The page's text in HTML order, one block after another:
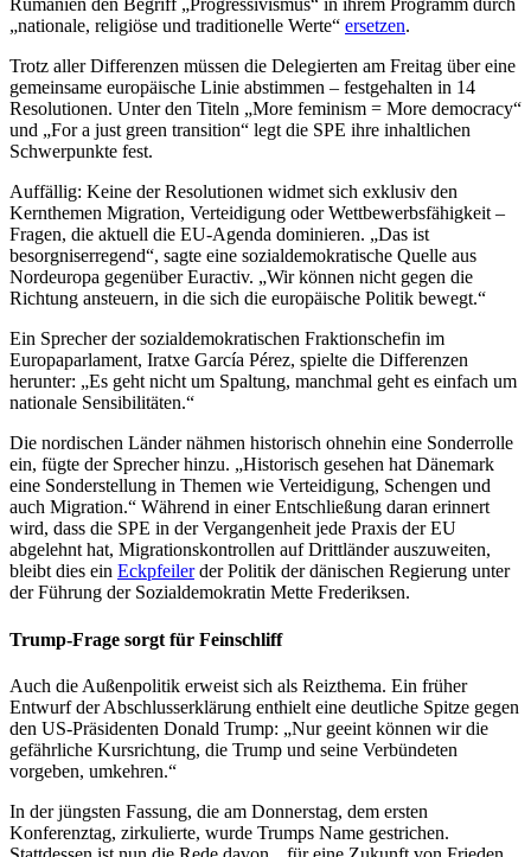
Rumänien den Begriff „Progressivismus“ in ihrem Programm durch
„nationale, religiöse und traditionelle Werte“ ersetzen.
Trotz aller Differenzen müssen die Delegierten am Freitag über eine
gemeinsame europäische Linie abstimmen – festgehalten in 14
Resolutionen. Unter den Titeln „More feminism = More democracy“
und „For a just green transition“ legt die SPE ihre inhaltlichen
Schwerpunkte fest.
Auffällig: Keine der Resolutionen widmet sich exklusiv den
Kernthemen Migration, Verteidigung oder Wettbewerbsfähigkeit –
Fragen, die aktuell die EU-Agenda dominieren. „Das ist
besorgniserregend“, sagte eine sozialdemokratische Quelle aus
Nordeuropa gegenüberEuractiv. „Wir können nicht gegen die
Richtung ansteuern, in die sich die europäische Politik bewegt.“
Ein Sprecher der sozialdemokratischen Fraktionschefin im
Europaparlament, Iratxe García Pérez, spielte die Differenzen
herunter: „Es geht nicht um Spaltung, manchmal geht es einfach um
nationale Sensibilitäten.“
Die nordischen Länder nähmen historisch ohnehin eine Sonderrolle
ein, fügte der Sprecher hinzu. „Historisch gesehen hat Dänemark
eine Sonderstellung in Themen wie Verteidigung, Schengen und
auch Migration.“ Während in einer Entschließung daran erinnert
wird, dass die SPE in der Vergangenheit jede Praxis der EU
abgelehnt hat, Migrationskontrollen auf Drittländer auszuweiten,
bleibt dies ein Eckpfeilerder Politik der dänischen Regierung unter
der Führung der Sozialdemokratin Mette Frederiksen.
Trump-Frage sorgt für Feinschliff
Auch die Außenpolitik erweist sich als Reizthema. Ein früher
Entwurf der Abschlusserklärung enthielt eine deutliche Spitze gegen
den US-Präsidenten Donald Trump: „Nur geeint können wir die
gefährliche Kursrichtung, die Trump und seine Verbündeten
vorgeben, umkehren.“
In der jüngsten Fassung, die am Donnerstag, dem ersten
Konferenztag, zirkulierte, wurde Trumps Name gestrichen.